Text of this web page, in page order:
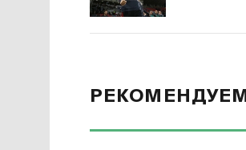
РЕКОМЕНДУЕМ